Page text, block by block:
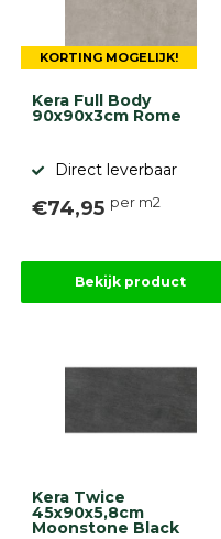
ervaringen
KORTING MOGELIJK!
Kera Full Body
90x90x3cm Rome
Direct leverbaar
€74,95 per m2
Bekijk product
Kera Twice
45x90x5,8cm
Moonstone Black